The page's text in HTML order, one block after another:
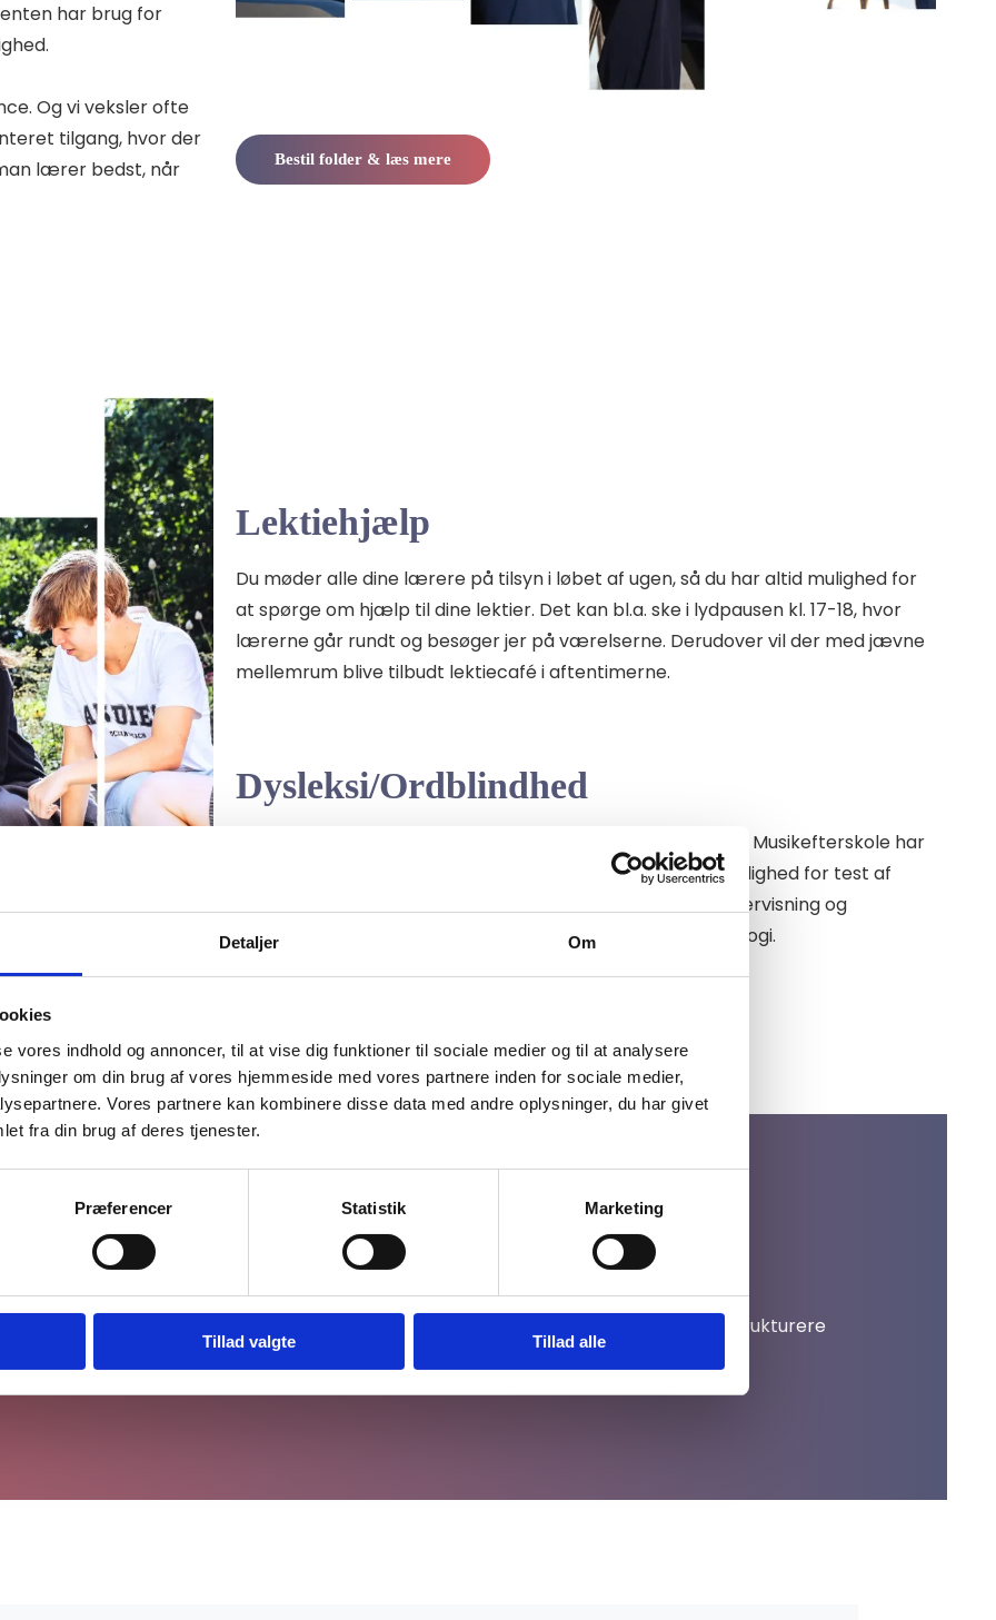
Detaljer Om
vores indhold og annoncer, til at vise dig funktioner til sociale medier og til at analysere
om din brug af vores hjemmeside med vores partnere inden for sociale medier,
Vores partnere kan kombinere disse data med andre oplysninger, du har givet
fra din brug af deres tjenester.
Præferencer Statistik Marketing
Tillad valgte Tillad alle
har brug for
Og vi veksler ofte
tilgang, hvor der
lærer bedst, når
Bestil folder & læs mere
Lektiehjælp
Du møder alle dine lærere på tilsyn i løbet af ugen, så du har altid mulighed for
at spørge om hjælp til dine lektier. Det kan bl.a. ske i lydpausen kl. 17-18, hvor
lærerne går rundt og besøger jer på værelserne. Derudover vil der med jævne
mellemrum blive tilbudt lektiecafé i aftentimerne.
Dysleksi/Ordblindhed
13 % af alle elever i udskolingen har ordblindhed. På Baaring Musikefterskole har
vi tilknyttet en ekstern læsevejleder. Det giver os både mulighed for test af
undervisningog
vejledning i anvendelsen af diverse hjælpemidler og teknologi.
kan vi tilbyde støtte med henblik på inklusion i den almindelige undervisning.
undervisnings- og lektiehjælp i mindst en time om ugen med støtte og hjælp til at strukturere
omkring din personlige, sociale og faglige udvikling.